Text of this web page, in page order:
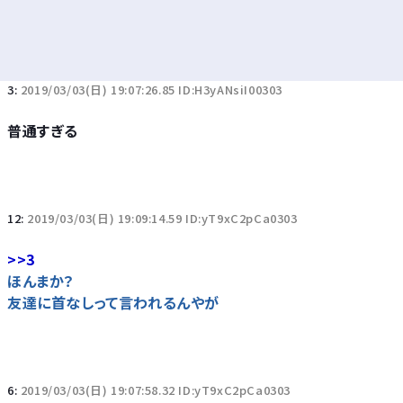
3: 2019/03/03(日) 19:07:26.85 ID:H3yANsiI00303
普通すぎる
12: 2019/03/03(日) 19:09:14.59 ID:yT9xC2pCa0303
>>3
ほんまか？
友達に首なしって言われるんやが
6: 2019/03/03(日) 19:07:58.32 ID:yT9xC2pCa0303